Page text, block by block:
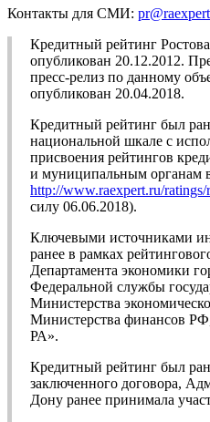
Контакты для СМИ:
Кредитный рейтинг
опубликован 20.12.2012.
пресс-релиз по данному
опубликован 20.04.2018.
Кредитный рейтинг был
национальной шкале с
присвоения рейтингов
и муниципальным органам
http://www.raexpert.ru/
силу 06.06.2018).
Ключевыми источниками
ранее в рамках
Департамента экономики
Федеральной службы
Министерства
Министерства финансов
РА».
Кредитный рейтинг был
заключенного договора,
Дону ранее принимала